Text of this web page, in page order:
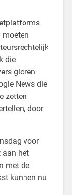
moeten
die
gloren
News die
zetten
door
voor
aan het
met de
kunnen nu